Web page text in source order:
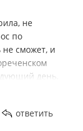
не
по
не сможет, и
день,
объяснив
меня имело
ответить